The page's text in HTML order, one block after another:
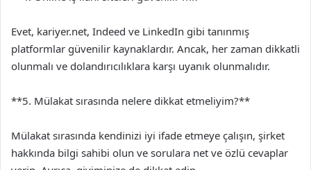
Evet, kariyer.net, Indeed ve LinkedIn gibi tanınmış
platformlar güvenilir kaynaklardır. Ancak, her zaman dikkatli
olunmalı ve dolandırıcılıklara karşı uyanık olunmalıdır.
**5. Mülakat sırasında nelere dikkat etmeliyim?**
Mülakat sırasında kendinizi iyi ifade etmeye çalışın, şirket
hakkında bilgi sahibi olun ve sorulara net ve özlü cevaplar